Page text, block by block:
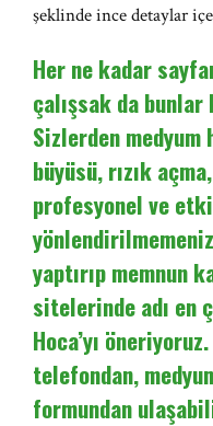
şeklinde ince detaylar
Her ne kadar
çalışsak da
Sizlerden
büyüsü, rızık
profesyonel ve
yaptırıp memnun
sitelerinde adı en
Hoca’yı
telefondan,
formundan